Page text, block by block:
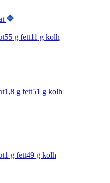
55g fett11 g kolh
1,8g fett51 g kolh
1 g fett49g kolh